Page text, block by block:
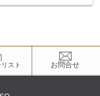
スト お問合せ